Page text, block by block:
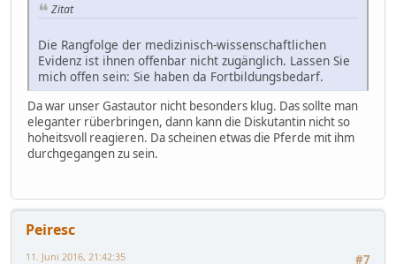
Zitat
Die Rangfolge der medizinisch-wissenschaftlichen
Evidenz ist ihnen offenbar nicht zugänglich. Lassen Sie
mich offen sein: Sie haben da Fortbildungsbedarf.
Da war unser Gastautor nicht besonders klug. Das sollte man
eleganter rüberbringen, dann kann die Diskutantin nicht so
hoheitsvoll reagieren. Da scheinen etwas die Pferde mit ihm
durchgegangen zu sein.
Peiresc
#7
11. Juni 2016, 21:42:35